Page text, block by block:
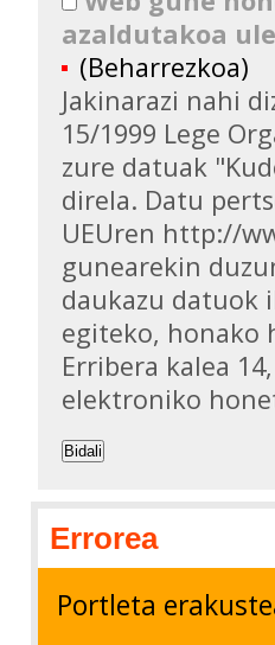
azaldutakoa
(Beharrezkoa)
Jakinarazi nahi
15/1999 Lege
zure datuak
direla. Datu
UEUren http://
gunearekin
daukazu datuok
egiteko, honako
Erribera kalea
elektroniko
Bidali
Errorea
Portleta